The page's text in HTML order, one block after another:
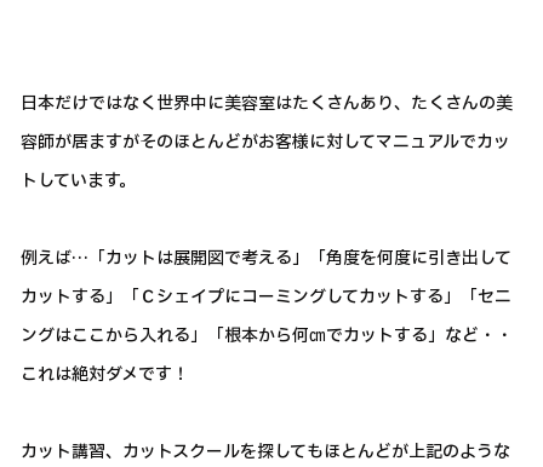
日本だけではなく世界中に美容室はたくさんあり、たくさんの美
容師が居ますがそのほとんどがお客様に対してマニュアルでカッ
トしています。
例えば…「カットは展開図で考える」「角度を何度に引き出して
カットする」「Ｃシェイプにコーミングしてカットする」「セニ
ングはここから入れる」「根本から何㎝でカットする」など・・
これは絶対ダメです！
カット講習、カットスクールを探してもほとんどが上記のような